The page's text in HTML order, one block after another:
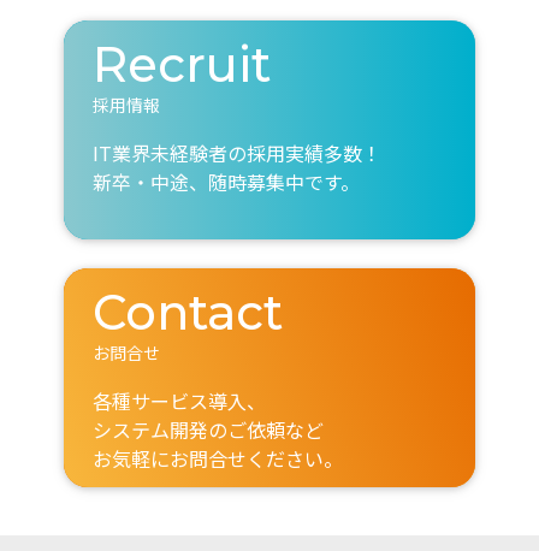
Recruit
採用情報
IT業界未経験者の採用実績多数！
新卒・中途、随時募集中です。
Contact
お問合せ
各種サービス導入、
システム開発のご依頼など
お気軽にお問合せください。